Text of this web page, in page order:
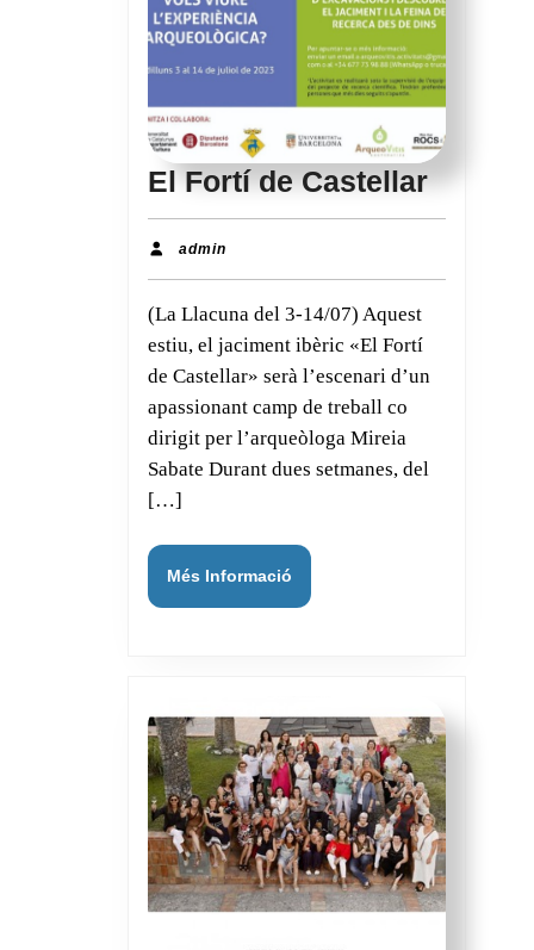
El Fortí de CastellarEl
Fortí
admin
(La Llacuna del 3-14/07) Aquest
estiu, el jaciment ibèric «El Fortí
de Castellar» serà l’escenari d’un
apassionant camp de treball co
dirigit per l’arqueòloga Mireia
Sabate Durant dues setmanes, del
[…]
Més Informació
Informació